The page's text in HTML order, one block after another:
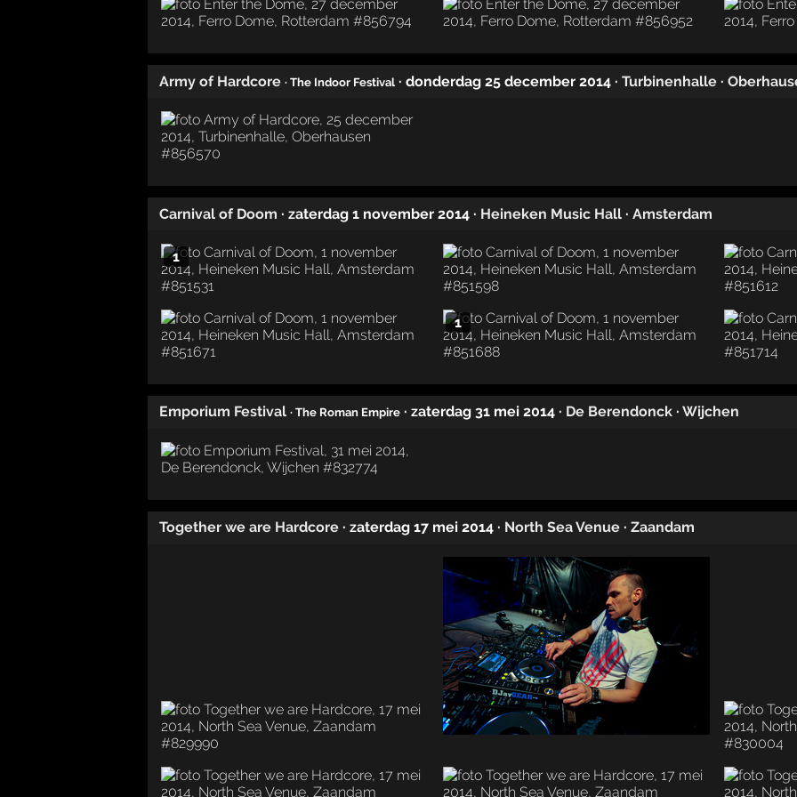
Army of Hardcore · The Indoor Festival · donderdag 25 december 2014 · Turbinenhalle ·
Carnival of Doom · zaterdag 1 november 2014 · Heineken Music Hall · Amsterdam
1
1
Emporium Festival · The Roman Empire · zaterdag 31 mei 2014 · De Berendonck · Wijchen
Together we are Hardcore · zaterdag 17 mei 2014 · North Sea Venue · Zaandam